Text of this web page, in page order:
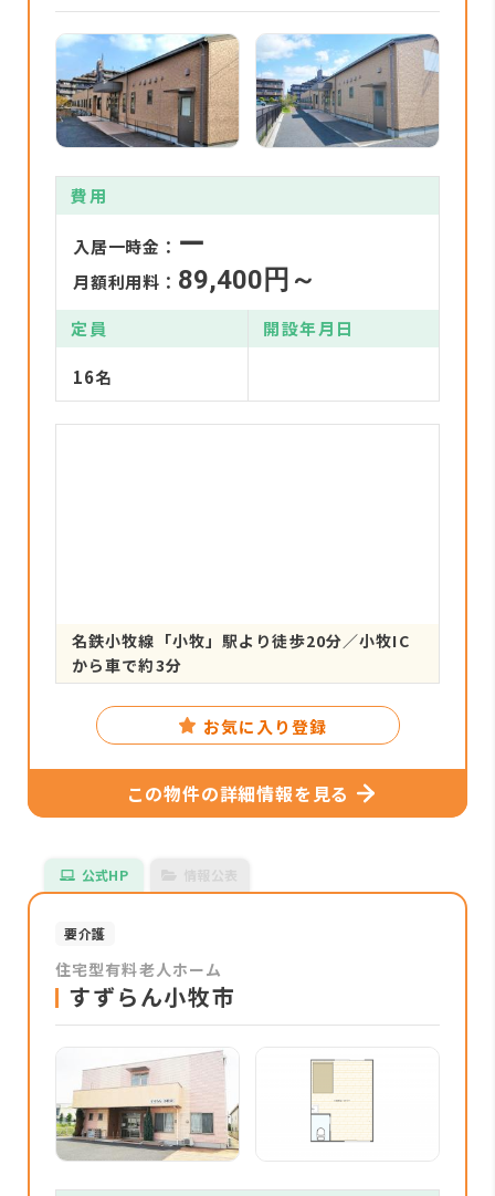
費用
入居一時金： ー
月額利用料： 89,400円～
定員 開設年月日
16名
名鉄小牧線「小牧」駅より徒歩20分／小牧IC
から車で約3分
お気に入り登録
この物件の詳細情報を見る
公式HP
要介護
住宅型有料老人ホーム
すずらん小牧市